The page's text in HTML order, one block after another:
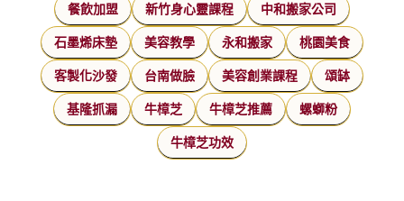
餐飲加盟 新竹身心靈課程 中和搬家公司
石墨烯床墊 美容教學 永和搬家 桃園美食
客製化沙發 台南做臉 美容創業課程 頌缽
基隆抓漏 牛樟芝 牛樟芝推薦 螺螄粉
牛樟芝功效